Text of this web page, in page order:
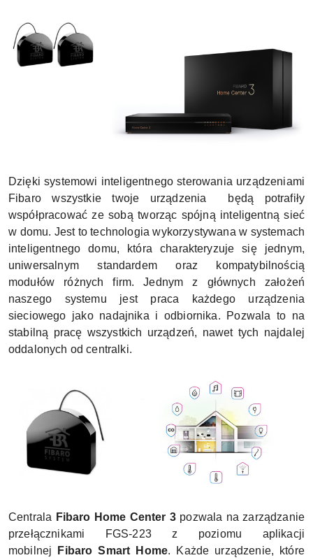
Dzięki systemowi inteligentnego sterowania urządzeniami
Fibaro wszystkie twoje urządzenia będą potrafiły
współpracować ze sobą tworząc spójną inteligentną sieć
w domu. Jest to technologia wykorzystywana w systemach
inteligentnego domu, która charakteryzuje się jednym,
uniwersalnym standardem oraz kompatybilnością
modułów różnych firm. Jednym z głównych założeń
naszego systemu jest praca każdego urządzenia
sieciowego jako nadajnika i odbiornika. Pozwala to na
stabilną pracę wszystkich urządzeń, nawet tych najdalej
oddalonych od centralki.
Centrala Fibaro Home Center 3 pozwala na zarządzanie
przełącznikami FGS-223 z poziomu aplikacji
mobilnej
Fibaro Smart Home. Każde urządzenie, które